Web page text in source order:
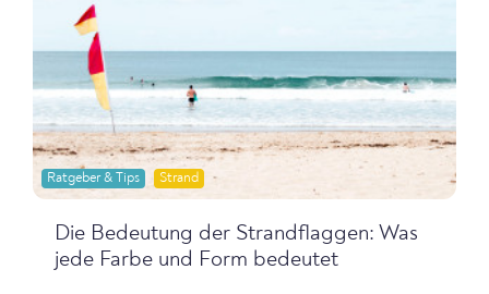
Ratgeber & Tips Strand
Die Bedeutung der Strandflaggen: Was
jede Farbe und Form bedeutet